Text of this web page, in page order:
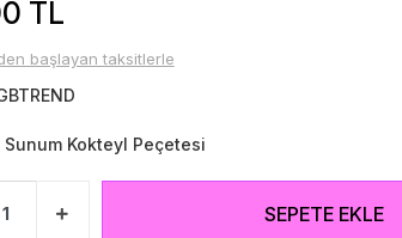
TL
başlayan taksitlerle
Sunum Kokteyl Peçetesi
SEPETE EKLE